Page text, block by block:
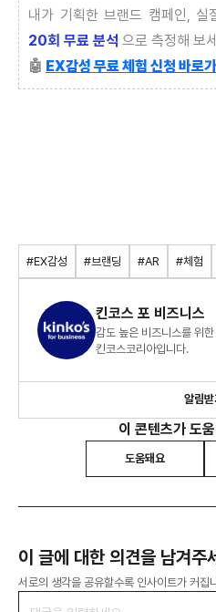
내가 기획한 브랜드 캠페인, 실
20회 무료 분석 으로 측정해 보
🤖 EX감성 무료 체험 신청 바로
#EX감성 #브랜딩 #AR #체험
킨코스 포 비즈니스
감도 높은 비즈니스를
킨코스코리아입니다.
알림받
이 콘텐츠가 도
도움돼요
이 글에 대한 의견을 남겨주
서로의 생각을 공유할수록 인사이트가 커집